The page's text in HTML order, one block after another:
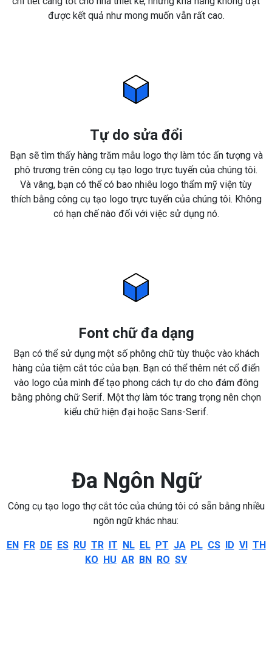
được kết quả như mong muốn vẫn rất cao.
Tự do sửa đổi
Bạn sẽ tìm thấy hàng trăm mẫu logo thợ làm tóc ấn tượng và
phô trương trên công cụ tạo logo trực tuyến của chúng tôi.
Và vâng, bạn có thể có bao nhiêu logo thẩm mỹ viện tùy
thích bằng công cụ tạo logo trực tuyến của chúng tôi. Không
có hạn chế nào đối với việc sử dụng nó.
Font chữ đa dạng
Bạn có thể sử dụng một số phông chữ tùy thuộc vào khách
hàng của tiệm cắt tóc của bạn. Bạn có thể thêm nét cổ điển
vào logo của mình để tạo phong cách tự do cho đám đông
bằng phông chữ Serif. Một thợ làm tóc trang trọng nên chọn
kiểu chữ hiện đại hoặc Sans-Serif.
Đa Ngôn Ngữ
Công cụ tạo logo thợ cắt tóc của chúng tôi có sẵn bằng nhiều
ngôn ngữ khác nhau:
EN FR DE ES RU TR IT NL EL PT JA PL CS ID VI TH
KO HU AR BN RO SV